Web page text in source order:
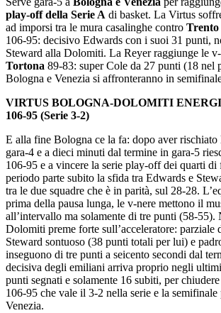
play-off della Serie A di basket. La Virtus
ad imporsi tra le mura casalinghe contro Trento
106-95: decisivo Edwards con i suoi 31 punti,
Steward alla Dolomiti. La Reyer raggiunge le
Tortona 89-83: super Cole da 27 punti (18 nel
Bologna e Venezia si affronteranno in
VIRTUS BOLOGNA-DOLOMITI
106-95 (Serie 3-2)
E alla fine Bologna ce la fa: dopo aver rischiato
gara-4 e a dieci minuti dal termine in gara-5
106-95 e a vincere la serie play-off dei quarti
periodo parte subito la sfida tra Edwards e
tra le due squadre che è in parità, sul 28-28.
prima della pausa lunga, le v-nere mettono il
all’intervallo ma solamente di tre punti (58-55).
Dolomiti preme forte sull’acceleratore: parziale
Steward sontuoso (38 punti totali per lui) e
inseguono di tre punti a seicento secondi dal
decisiva degli emiliani arriva proprio negli
punti segnati e solamente 16 subiti, per
106-95 che vale il 3-2 nella serie e la
Venezia.